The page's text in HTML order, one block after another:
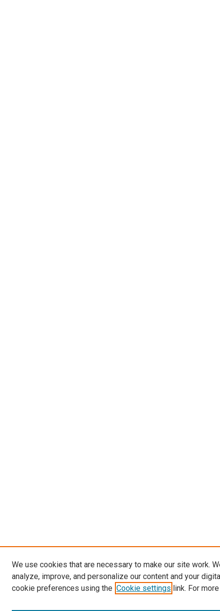
We use cookies that are necessary to make our site work.
analyze, improve, and personalize our content and your
cookie preferences using the Cookie settings link. For